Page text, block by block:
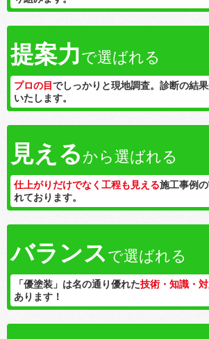
提案力で選ばれる
プロの目でしっかりと現地調査。診断の結
いたします。
見える から選ばれる
仕上がりだけでなく工程も見える施工事例
れております。
バランスで選ばれる
「優塗装」は名の通り優れた技術・知識・
あります！